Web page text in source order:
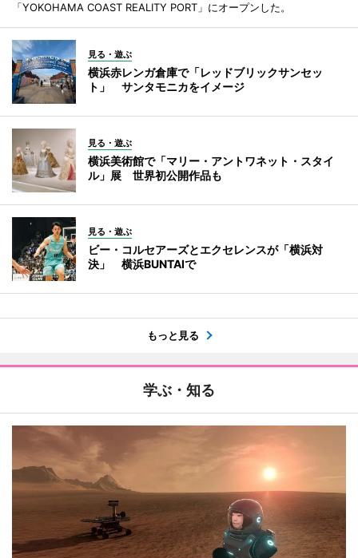
「YOKOHAMA COAST REALITY PORT」にオープンした。
見る・遊ぶ
横浜赤レンガ倉庫で「レッドブリックサンセッ
ト」 サンタモニカをイメージ
見る・遊ぶ
横浜美術館で「マリー・アントワネット・スタイ
ル」展 世界初公開作品も
見る・遊ぶ
ビー・コルセアーズとエクセレンスが「横浜対
決」 横浜BUNTAIで
もっと見る
学ぶ・知る